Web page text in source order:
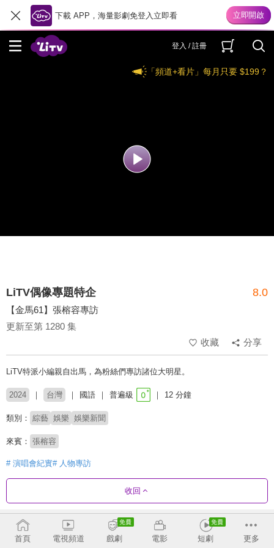
下載 APP，海量影劇免登入立即看
登入 / 註冊
「頻道+看片」每月只要 $199？
LiTV偶像專題特企 8.0
【金馬61】張榕容專訪
更新至第 1280 集
收藏
分享
LiTV特派小編親自出馬，為粉絲們專訪諸位大明星。
2024 台灣 國語 普遍級 12 分鐘
類別： 綜藝 娛樂 娛樂新聞
來賓： 張榕容
# 演唱會紀實# 人物專訪
收回
劇集列表 反序 收合
首頁 電視頻道 戲劇 電影 短劇 更多